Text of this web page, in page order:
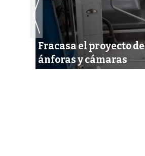
Fracasa el proyecto de
ánforas y cámaras